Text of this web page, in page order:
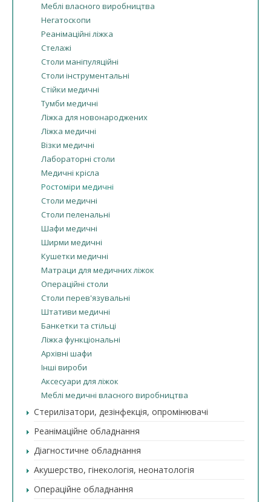
Меблі власного виробництва
Негатоскопи
Реанімаційні ліжка
Стелажі
Столи маніпуляційні
Столи інструментальні
Стійки медичні
Тумби медичні
Ліжка для новонароджених
Ліжка медичні
Візки медичні
Лабораторні столи
Медичні крісла
Ростоміри медичні
Столи медичні
Столи пеленальні
Шафи медичні
Ширми медичні
Кушетки медичні
Матраци для медичних ліжок
Операційні столи
Столи перев'язувальні
Штативи медичні
Банкетки та стільці
Ліжка функціональні
Архівні шафи
Інші вироби
Аксесуари для ліжок
Меблі медичні власного виробництва
Стерилізатори, дезінфекція, опромінювачі
Реанімаційне обладнання
Діагностичне обладнання
Акушерство, гінекологія, неонатологія
Операційне обладнання